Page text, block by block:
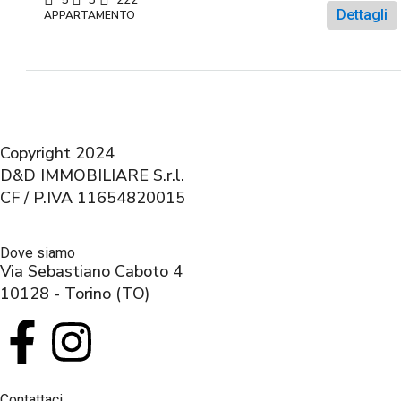
APPARTAMENTO Dettagli
Copyright 2024
D&D IMMOBILIARE S.r.l.
CF / P.IVA 11654820015
Dove siamo
Via Sebastiano Caboto 4
10128 - Torino (TO)